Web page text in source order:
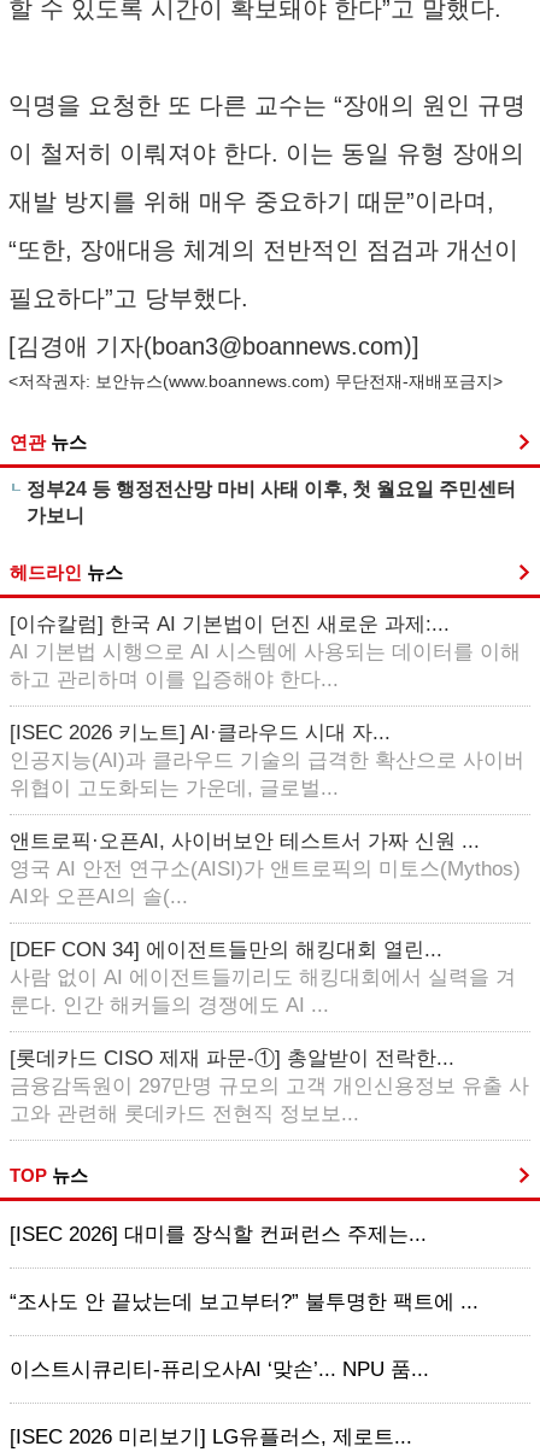
할 수 있도록 시간이 확보돼야 한다”고 말했다.
익명을 요청한 또 다른 교수는 “장애의 원인 규명
이 철저히 이뤄져야 한다. 이는 동일 유형 장애의
재발 방지를 위해 매우 중요하기 때문”이라며,
“또한, 장애대응 체계의 전반적인 점검과 개선이
필요하다”고 당부했다.
[김경애 기자(boan3@boannews.com)]
<저작권자: 보안뉴스(www.boannews.com) 무단전재-재배포금지>
연관 뉴스
정부24 등 행정전산망 마비 사태 이후, 첫 월요일 주민센터
가보니
헤드라인 뉴스
[이슈칼럼] 한국 AI 기본법이 던진 새로운 과제:...
AI 기본법 시행으로 AI 시스템에 사용되는 데이터를 이해
하고 관리하며 이를 입증해야 한다...
[ISEC 2026 키노트] AI·클라우드 시대 자...
인공지능(AI)과 클라우드 기술의 급격한 확산으로 사이버
위협이 고도화되는 가운데, 글로벌...
앤트로픽·오픈AI, 사이버보안 테스트서 가짜 신원 ...
영국 AI 안전 연구소(AISI)가 앤트로픽의 미토스(Mythos)
AI와 오픈AI의 솔(...
[DEF CON 34] 에이전트들만의 해킹대회 열린...
사람 없이 AI 에이전트들끼리도 해킹대회에서 실력을 겨
룬다. 인간 해커들의 경쟁에도 AI ...
[롯데카드 CISO 제재 파문-①] 총알받이 전락한...
금융감독원이 297만명 규모의 고객 개인신용정보 유출 사
고와 관련해 롯데카드 전현직 정보보...
TOP 뉴스
[ISEC 2026] 대미를 장식할 컨퍼런스 주제는...
“조사도 안 끝났는데 보고부터?” 불투명한 팩트에 ...
이스트시큐리티-퓨리오사AI ‘맞손’... NPU 품...
[ISEC 2026 미리보기] LG유플러스, 제로트...